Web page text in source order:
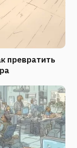
превратить